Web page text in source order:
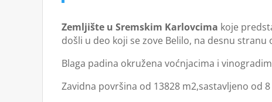
Zemljište u Sremskim Karlovcima koje
došli u deo koji se zove Belilo, na desnu
Blaga padina okružena voćnjacima i
Zavidna površina od 13828 m2,sastavljeno od